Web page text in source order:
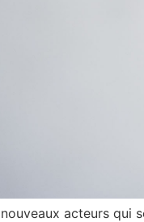
acteurs qui